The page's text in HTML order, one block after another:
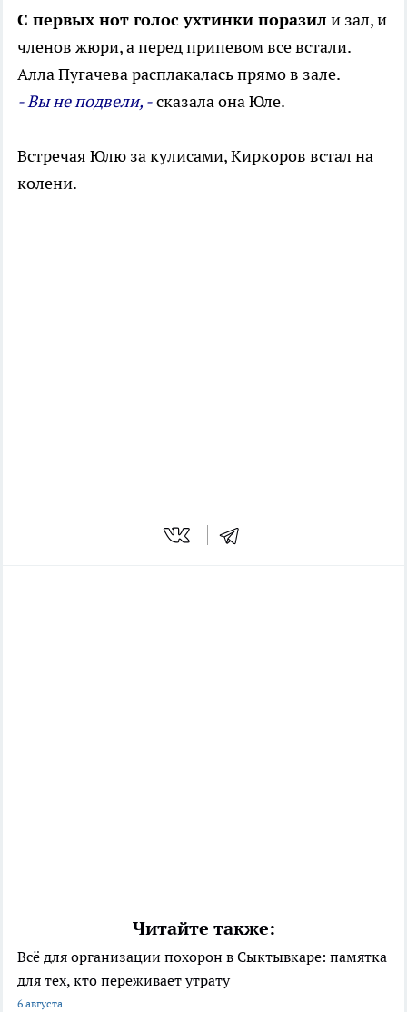
С первых нот голос ухтинки поразил и зал, и
членов жюри, а перед припевом все встали.
Алла Пугачева расплакалась прямо в зале.
- Вы не подвели, -сказала она Юле.
Встречая Юлю за кулисами, Киркоров встал на
колени.
Читайте также:
Всё для организации похорон в Сыктывкаре: памятка
для тех, кто переживает утрату
6 августа